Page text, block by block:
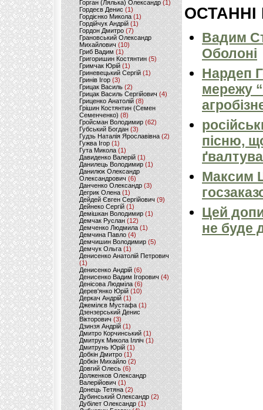
Горган (Лялька) Олександр(1)
Гордеєв Денис (1)
Гордієнко Микола (1)
Гордійчук Андрій (1)
Гордон Дмитро (7)
Грановський Олександр
Михайлович (10)
Гриб Вадим (1)
Григоришин Костянтин (5)
Гримчак Юрій(1)
Гриневецький Сергій(1)
Гринів Ігор (3)
Грицак Василь (2)
Грицак Василь Сергійович (4)
Гриценко Анатолій (8)
Грішин Костянтин (Семен
Семенченко)(8)
Гройсман Володимир(62)
Губський Богдан (3)
Гудзь Наталія Ярославівна(2)
Гужва Ігор (1)
Гута Микола (1)
Давиденко Валерій (1)
Данилець Володимир(1)
Данилюк Олександр
Олександрович (6)
Данченко Олександр (3)
Дегрик Олена(1)
Дейдей Євген Сергійович(9)
Дейнеко Сергій (1)
Демішкан Володимир(1)
Демчак Руслан (12)
Демченко Людмила (1)
Демчина Павло (4)
Демчишин Володимир (5)
Демчук Ольга(1)
Денисенко Анатолій Петрович
(1)
Денисенко Андрій (6)
Денисенко Вадим Ігорович (4)
Денісова Людміла(6)
Дерев'янко Юрій(10)
Деркач Андрій(1)
Джемілєв Мустафа (1)
Дзензерський Денис
Вікторович (3)
Дзинзя Андрій (1)
Дмитро Корчинський (1)
Дмитрук Микола Ілліч (1)
Дмитрунь Юрій (1)
Добкін Дмитро(1)
Добкін Михайло (2)
Довгий Олесь (6)
Долженков Олександр
Валерійович (1)
Донець Тетяна (2)
Дубинський Олександр(2)
Дубілет Олександр (1)
ОСТАННІ
Вадим
Оболоні
Нардеп
мережу
пісню,
Максим
Цей
не буде